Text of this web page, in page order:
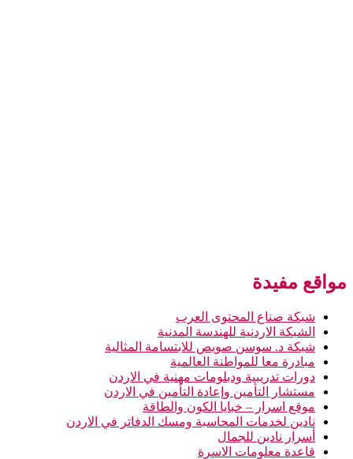
مواقع مفيدة
شبكة صناع المحتوى العرب
الشبكة الاردنية للهندسة المدنية
شبكة د. سوسن صويص للابتسامة المثالية
مبادرة معا للمواطنة العالمية
دورات تدريبية ودبلومات مهنية في الاردن
مستشار التأمين وإعادة التأمين في الاردن
موقع اسرار – خبايا الكون والطاقة
نادين لخدمات المحاسبة ومسك الدفاتر في الاردن
أسرار نادين للجمال
قاعدة معلومات الاسرة